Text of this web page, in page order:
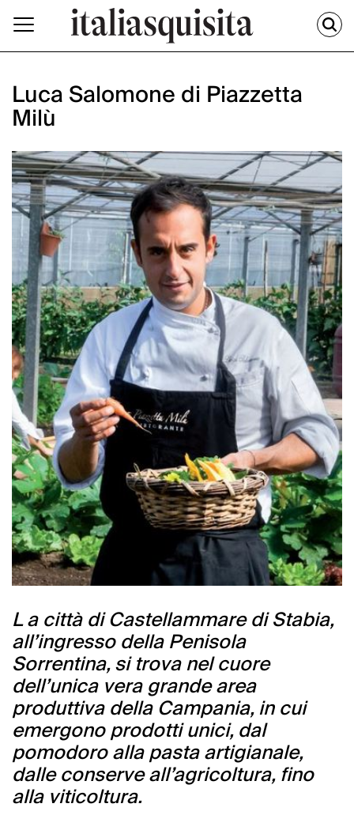
Luca Salomone di Piazzetta
Milù
L a città di Castellammare di Stabia,
all’ingresso della Penisola
Sorrentina, si trova nel cuore
dell’unica vera grande area
produttiva della Campania, in cui
emergono prodotti unici, dal
pomodoro alla pasta artigianale,
dalle conserve all’agricoltura, fino
alla viticoltura.